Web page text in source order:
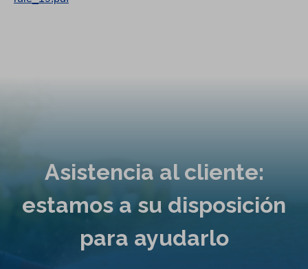
Asistencia al cliente:
estamos a su disposición
para ayudarlo